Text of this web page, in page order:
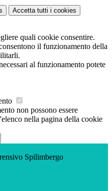
Accetta tutti i cookies
quali cookie consentire.
il funzionamento della
al funzionamento potete
non possono essere
nella pagina della cookie
Spilimbergo